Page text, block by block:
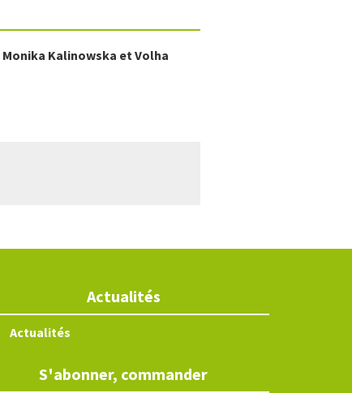
Monika Kalinowska etVolha
Actualités
Actualités
S'abonner, commander